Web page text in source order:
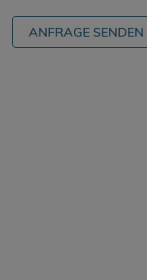
ANFRAGE SENDEN